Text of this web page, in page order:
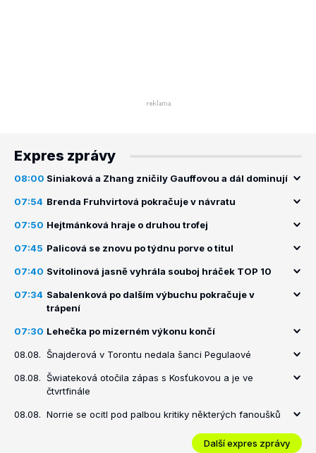
Expres zprávy
08:00 Siniaková a Zhang zničily Gauffovou a dál dominují
07:54 Brenda Fruhvirtová pokračuje v návratu
07:50 Hejtmánková hraje o druhou trofej
07:45 Palicová se znovu po týdnu porve o titul
07:40 Svitolinová jasně vyhrála souboj hráček TOP 10
07:34 Sabalenková po dalším výbuchu pokračuje v
trápení
07:30 Lehečka po mizerném výkonu končí
08.08. Šnajderová v Torontu nedala šanci Pegulaové
08.08. Šwiateková otočila zápas s Kosťukovou a je ve
čtvrtfinále
08.08. Norrie se ocitl pod palbou kritiky některých fanoušků
Další expres zprávy